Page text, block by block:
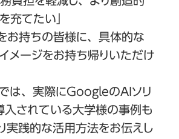
充てたい」
お持ちの皆様に、具体的な
メージをお持ち帰りいただけ
は、実際にGoogleのAIソリ
入されている大学様の事例も
実践的な活用方法をお伝えし